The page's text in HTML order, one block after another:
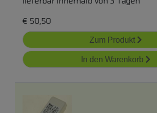
€ 50,50
Zum Produkt
In den Warenkorb